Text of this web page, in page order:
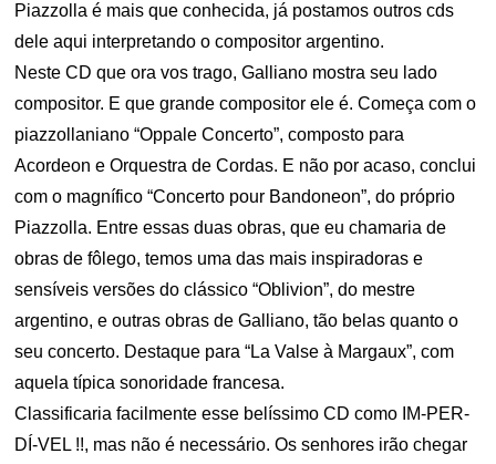
Piazzolla é mais que conhecida, já postamos outros cds
dele aqui interpretando o compositor argentino.
Neste CD que ora vos trago, Galliano mostra seu lado
compositor. E que grande compositor ele é. Começa com o
piazzollaniano “Oppale Concerto”, composto para
Acordeon e Orquestra de Cordas. E não por acaso, conclui
com o magnífico “Concerto pour Bandoneon”, do próprio
Piazzolla. Entre essas duas obras, que eu chamaria de
obras de fôlego, temos uma das mais inspiradoras e
sensíveis versões do clássico “Oblivion”, do mestre
argentino, e outras obras de Galliano, tão belas quanto o
seu concerto. Destaque para “La Valse à Margaux”, com
aquela típica sonoridade francesa.
Classificaria facilmente esse belíssimo CD como IM-PER-
DÍ-VEL !!, mas não é necessário. Os senhores irão chegar